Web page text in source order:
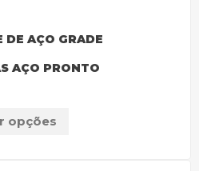
DE AÇO GRADE
AÇO PRONTO
opções